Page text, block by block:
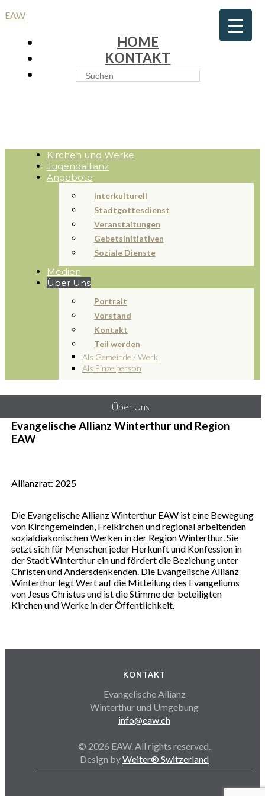
EAW
HOME
KONTAKT
Kirchen und Werke
Jugendallianz
Angebote
Interkulturell
Stadtgottesdienst
Veranstaltungen
Gebetsinitiativen
Soziale Dienste
Medien
Über Uns
Portrait
Vorstand
Kontakt
Teil werden
Als Gemeinde / Werk
Als Einzelperson
Über Uns
Evangelische Allianz Winterthur und Region
EAW
Allianzrat: 2025
Die Evangelische Allianz Winterthur EAW ist eine Bewegung
von Kirchgemeinden, Freikirchen und regional arbeitenden
sozialdiakonischen Werken in der Region Winterthur. Sie
setzt sich für Menschen jeder Herkunft und Konfession in
der Stadt Winterthur ein und fördert die Beziehung unter
Christen und Andersdenkenden. Die Evangelische Allianz
Winterthur legt Wert auf die Mitteilung des Evangeliums
von Jesus Christus und ist die Stimme der beteiligten
Kirchen und Werke in der Öffentlichkeit.
KONTAKT
Evangelische Allianz
Winterthur und Umgebung
info@eaw.ch
© 2026 EAW. All rights reserved.
Design byWeiter® Switzerland